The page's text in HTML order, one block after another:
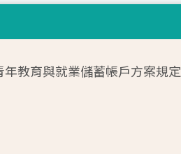
教育與就業儲蓄帳戶方案規定